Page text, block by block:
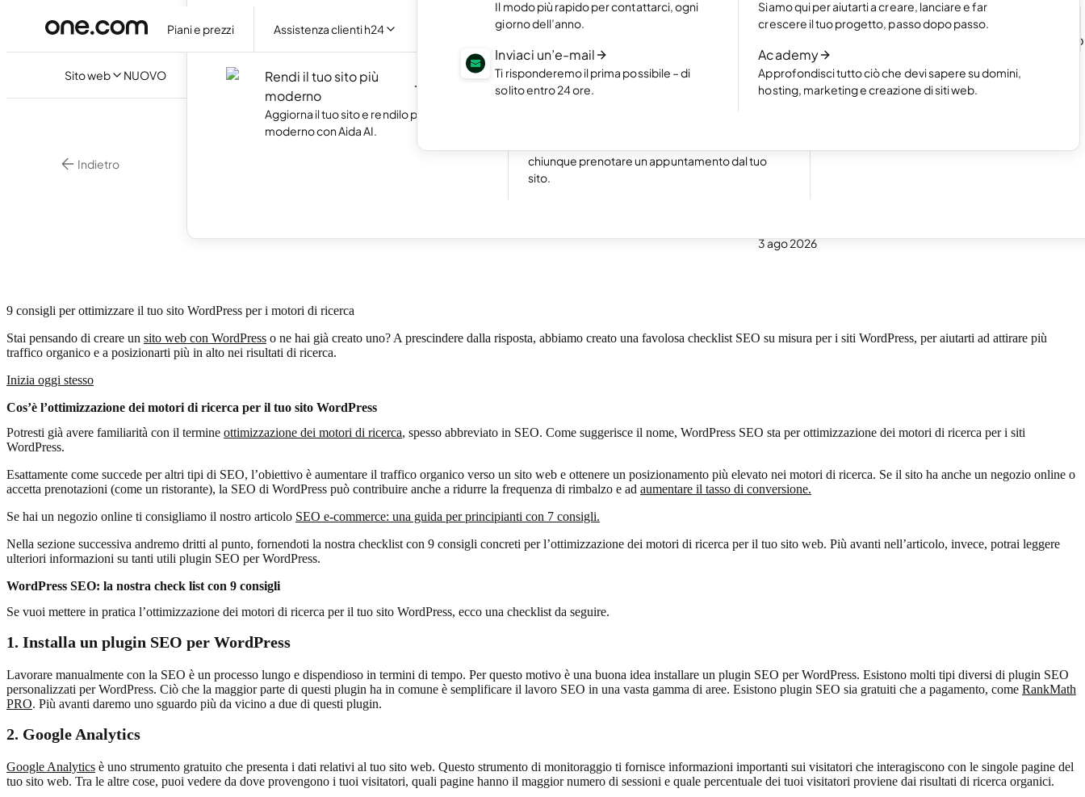
Piani e prezzi Assistenza clienti h24
Il modo più rapido per contattarci, ogni
giorno dell’anno.
Inviaci un’e-mail
Ti risponderemo il prima possibile – di
solito entro 24 ore.
Siamo qui per aiutarti a creare, lanciare e far
crescere il tuo progetto, passo dopo passo.
Academy
Approfondisci tutto ciò che devi sapere su domini,
hosting, marketing e creazione di siti web.
Sito web NUOVO
artificiale, senza scrivere una riga di
Rendi il tuo sito più
moderno
Aggiorna il tuo sito e rendilo più
moderno con Aida AI.
Metti in mostra i tuoi lavori migliori con un
portfolio online.
Crea un ecommerce
Crea il tuo ecommerce e comincia a
guadagnare online.
chiunque prenotare un appuntamento dal tuo
sito.
Leggi l’articolo
Come funziona la creazione di un sito
l'AI
Leggi l’articolo
Eccellente
Indietro
WordPress SEO
3 ago 2026
9 consigli per ottimizzare il tuo sito WordPress per i motori di ricerca
Stai pensando di creare un sito web con WordPress o ne hai già creato uno? A prescindere dalla risposta, abbiamo creato una favolosa checklist SEO su misura per i siti WordPress, per aiutarti ad attirare più
traffico organico e a posizionarti più in alto nei risultati di ricerca.
Inizia oggi stesso
Cos’è l’ottimizzazione dei motori di ricerca per il tuo sito WordPress
Potresti già avere familiarità con il termine ottimizzazione dei motori di ricerca, spesso abbreviato in SEO. Come suggerisce il nome, WordPress SEO sta per ottimizzazione dei motori di ricerca per i siti
WordPress.
Esattamente come succede per altri tipi di SEO, l’obiettivo è aumentare il traffico organico verso un sito web e ottenere un posizionamento più elevato nei motori di ricerca. Se il sito ha anche un negozio online o
accetta prenotazioni (come un ristorante), la SEO di WordPress può contribuire anche a ridurre la frequenza di rimbalzo e ad aumentare il tasso di conversione.
Se hai un negozio online ti consigliamo il nostro articolo SEO e-commerce: una guida per principianti con 7 consigli.
Nella sezione successiva andremo dritti al punto, fornendoti la nostra checklist con 9 consigli concreti per l’ottimizzazione dei motori di ricerca per il tuo sito web. Più avanti nell’articolo, invece, potrai leggere
ulteriori informazioni su tanti utili plugin SEO per WordPress.
WordPress SEO: la nostra check list con 9 consigli
Se vuoi mettere in pratica l’ottimizzazione dei motori di ricerca per il tuo sito WordPress, ecco una checklist da seguire.
1. Installa un plugin SEO per WordPress
Lavorare manualmente con la SEO è un processo lungo e dispendioso in termini di tempo. Per questo motivo è una buona idea installare un plugin SEO per WordPress. Esistono molti tipi diversi di plugin SEO
personalizzati per WordPress. Ciò che la maggior parte di questi plugin ha in comune è semplificare il lavoro SEO in una vasta gamma di aree. Esistono plugin SEO sia gratuiti che a pagamento, come RankMath
PRO. Più avanti daremo uno sguardo più da vicino a due di questi plugin.
2. Google Analytics
Google Analytics è uno strumento gratuito che presenta i dati relativi al tuo sito web. Questo strumento di monitoraggio ti fornisce informazioni importanti sui visitatori che interagiscono con le singole pagine del
tuo sito web. Tra le altre cose, puoi vedere da dove provengono i tuoi visitatori, quali pagine hanno il maggior numero di sessioni e quale percentuale dei tuoi visitatori proviene dai risultati di ricerca organici.